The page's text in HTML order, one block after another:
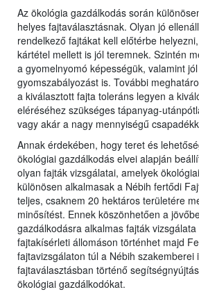
Az ökológia gazdálkodás során
helyes fajtaválasztásnak. Olyan jó
rendelkező fajtákat kell előtérbe
kártétel mellett is jól teremnek. Szintén
a gyomelnyomó képességük, valamint
gyomszabályozást is. További
a kiválasztott fajta toleráns legyen a
eléréséhez szükséges tápanyag-
vagy akár a nagy mennyiségű
Annak érdekében, hogy teret és
ökológiai gazdálkodás elvei alapján
olyan fajták vizsgálatai, amelyek
különösen alkalmasak a Nébih fertődi
teljes, csaknem 20 hektáros területére
minősítést. Ennek köszönhetően a
gazdálkodásra alkalmas fajták
fajtakísérleti állomáson történhet majd
fajtavizsgálaton túl a Nébih szakemberei
fajtaválasztásban történő
ökológiai gazdálkodókat.